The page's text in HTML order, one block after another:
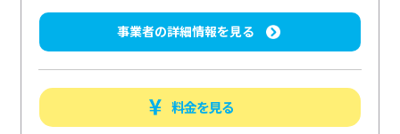
事業者の詳細情報を見る
料金を見る